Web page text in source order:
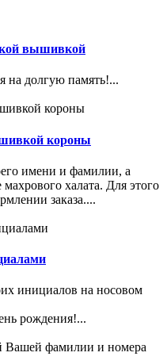
вышивкой
на долгую память!...
короны
имени и фамилии, а
халата. Для этого
заказа....
инициалов на носовом
рождения!...